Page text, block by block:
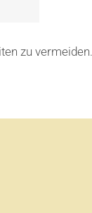
zu vermeiden.